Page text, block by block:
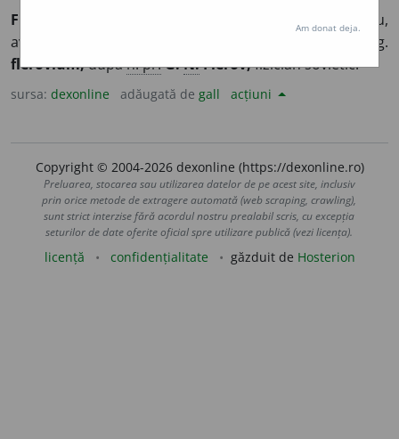
FLERÓVIU
Element chimic sintetic supergreu,
având numărul atomic 114. [Simbol:
eng.
flerovium,dupăn. pr.G.N.Flerov,fizician sovietic.
sursa: dexonline adăugată de gall acțiuni
Copyright © 2004-2026 dexonline (https://dexonline.ro)
Preluarea, stocarea sau utilizarea datelor de pe acest site, inclusiv
prin orice metode de extragere automată (web scraping, crawling),
sunt strict interzise fără acordul nostru prealabil scris, cu excepția
seturilor de date oferite oficial spre utilizare publică (vezi licența).
licență confidențialitate găzduit de Hosterion
Am donat deja.